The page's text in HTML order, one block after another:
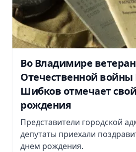
Во Владимире
Отечественной войны
Шибков отмечает
рождения
Представители городской
депутаты приехали
днем рождения.